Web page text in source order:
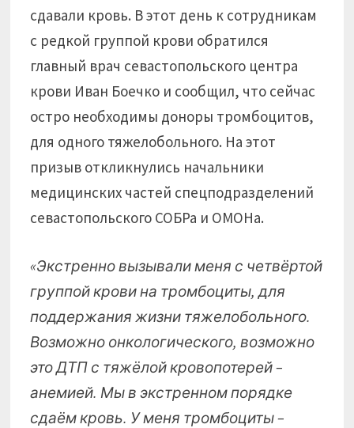
сдавали кровь. В этот день к сотрудникам
с редкой группой крови обратился
главный врач севастопольского центра
крови Иван Боечко и сообщил, что сейчас
остро необходимы доноры тромбоцитов,
для одного тяжелобольного. На этот
призыв откликнулись начальники
медицинских частей спецподразделений
севастопольского СОБРа и ОМОНа.
«Экстренно вызывали меня с четвёртой
группой крови на тромбоциты, для
поддержания жизни тяжелобольного.
Возможно онкологического, возможно
это ДТП с тяжёлой кровопотерей –
анемией. Мы в экстренном порядке
сдаём кровь. У меня тромбоциты –